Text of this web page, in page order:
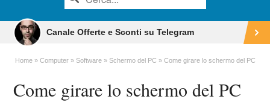
Canale Offerte e Sconti su Telegram
Home Computer Software Schermo del PC Come girare lo schermo del PC
Come girare lo schermo del PC